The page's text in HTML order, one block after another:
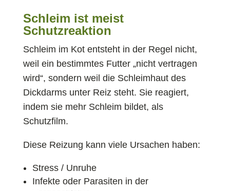
Schleim ist meist
Schutzreaktion
Schleim im Kot entsteht in der Regel nicht,
weil ein bestimmtes Futter „nicht vertragen
wird“, sondern weil die Schleimhaut des
Dickdarms unter Reiz steht. Sie reagiert,
indem sie mehr Schleim bildet, als
Schutzfilm.
Diese Reizung kann viele Ursachen haben:
Stress / Unruhe
Infekte oder Parasiten in der